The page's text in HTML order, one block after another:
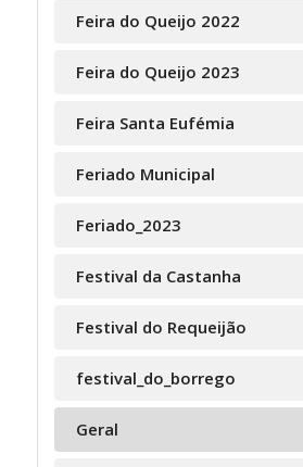
Feira do Queijo 2022
Feira do Queijo 2023
Feira Santa Eufémia
Feriado Municipal
Feriado_2023
Festival da Castanha
Festival do Requeijão
festival_do_borrego
Geral